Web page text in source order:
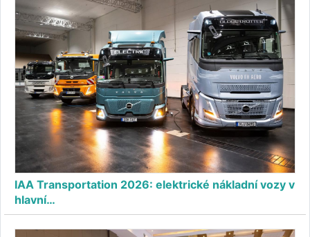
IAA Transportation 2026: elektrické nákladní vozy v
hlavní…